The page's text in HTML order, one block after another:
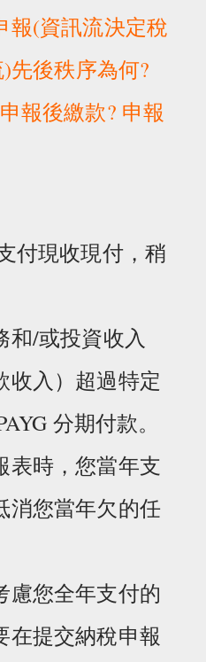
報(資訊流決定稅
先後秩序為何?
報後繳款? 申報
付現收現付，稍
和/或投資收入
收入）超過特定
分期付款。
表時，您當年支
消您當年欠的任
慮您全年支付的
在提交納稅申報